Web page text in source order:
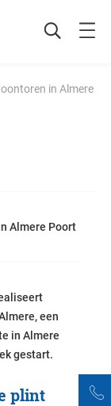
in Almere
Almere Poort
een
in Almere
gestart.
plint